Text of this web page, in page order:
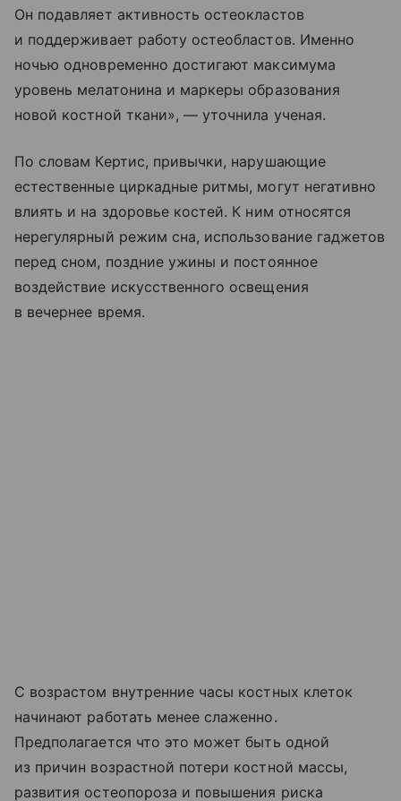
Он подавляет активность остеокластов
и поддерживает работу остеобластов. Именно
ночью одновременно достигают максимума
уровень мелатонина и маркеры образования
новой костной ткани», — уточнила ученая.
По словам Кертис, привычки, нарушающие
естественные циркадные ритмы, могут негативно
влиять и на здоровье костей. К ним относятся
нерегулярный режим сна, использование гаджетов
перед сном, поздние ужины и постоянное
воздействие искусственного освещения
в вечернее время.
С возрастом внутренние часы костных клеток
начинают работать менее слаженно.
Предполагается что это может быть одной
из причин возрастной потери костной массы,
развития остеопороза и повышения риска